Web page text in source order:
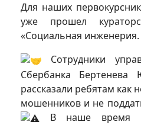
Для наших
уже прошел
«Социальная
Сотрудники
Сбербанка Бертенева
рассказали ребятам как
мошенников и не
В наше время